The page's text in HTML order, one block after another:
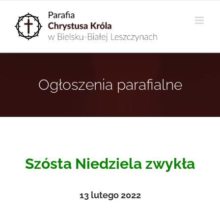
zawartości
Ogłoszenia parafialne
Szósta Niedziela zwykła
13 lutego 2022